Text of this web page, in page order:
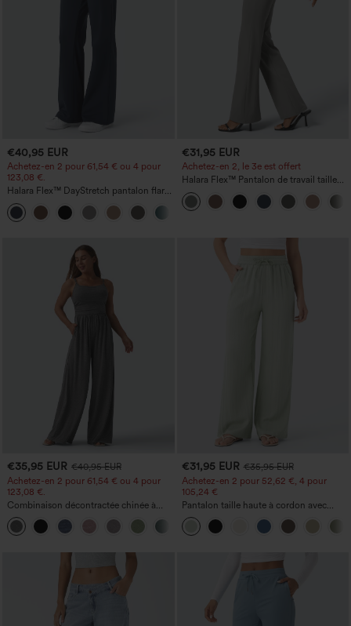
€40,95 EUR
Achetez-en 2 pour 61,54 € ou 4 pour
123,08 €.
Halara Flex™ DayStretch pantalon flare
de travail, taille mi-haute, poche latérale
zippée
+12
€31,95 EUR
Achetez-en 2, le 3e est offert
Halara Flex™ Pantalon de travail taille
haute avec poche latérale arrière et
légère coupe évasée
€35,95 EUR €40,95 EUR
Achetez-en 2 pour 61,54 € ou 4 pour
123,08 €.
Combinaison décontractée chinée à
bretelles réglables, fronces et jambes
larges, avec poches — facile comme
tout
€31,95 EUR €35,95 EUR
Achetez-en 2 pour 52,62 €, 4 pour
105,24 €
Pantalon taille haute à cordon avec
poches, jambe large et coupe ample,
style décontracté, effet lin